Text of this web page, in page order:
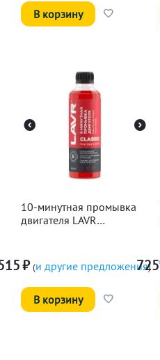
В корзину
10-минутная промывка
двигателя LAVR
₽ (и другие предложения)
В корзину
725